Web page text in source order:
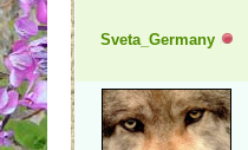
Sveta_Germany